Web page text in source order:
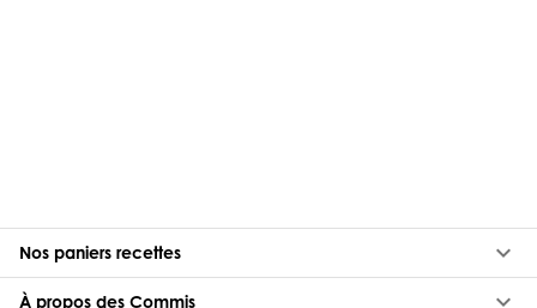
Nos paniers recettes keyboard_arrow_down
À propos des Commis keyboard_arrow_down